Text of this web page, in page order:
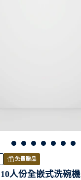
免費贈品
人份全嵌式洗碗機